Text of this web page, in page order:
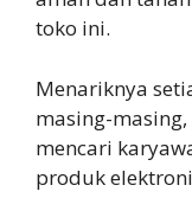
toko ini.
Menariknya
masing-
mencari
produk